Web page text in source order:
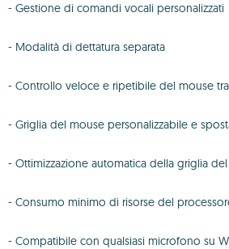
- Gestione di comandi vocali personalizzati
- Modalità di dettatura separata
- Controllo veloce e ripetibile del mouse
- Griglia del mouse personalizzabile e
- Ottimizzazione automatica della griglia
- Consumo minimo di risorse del
- Compatibile con qualsiasi microfono su